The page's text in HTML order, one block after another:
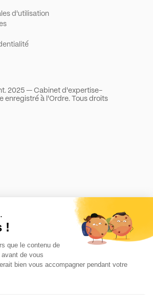
d'utilisation
2025 — Cabinet d'expertise-
enregistré à l'Ordre. Tous droits